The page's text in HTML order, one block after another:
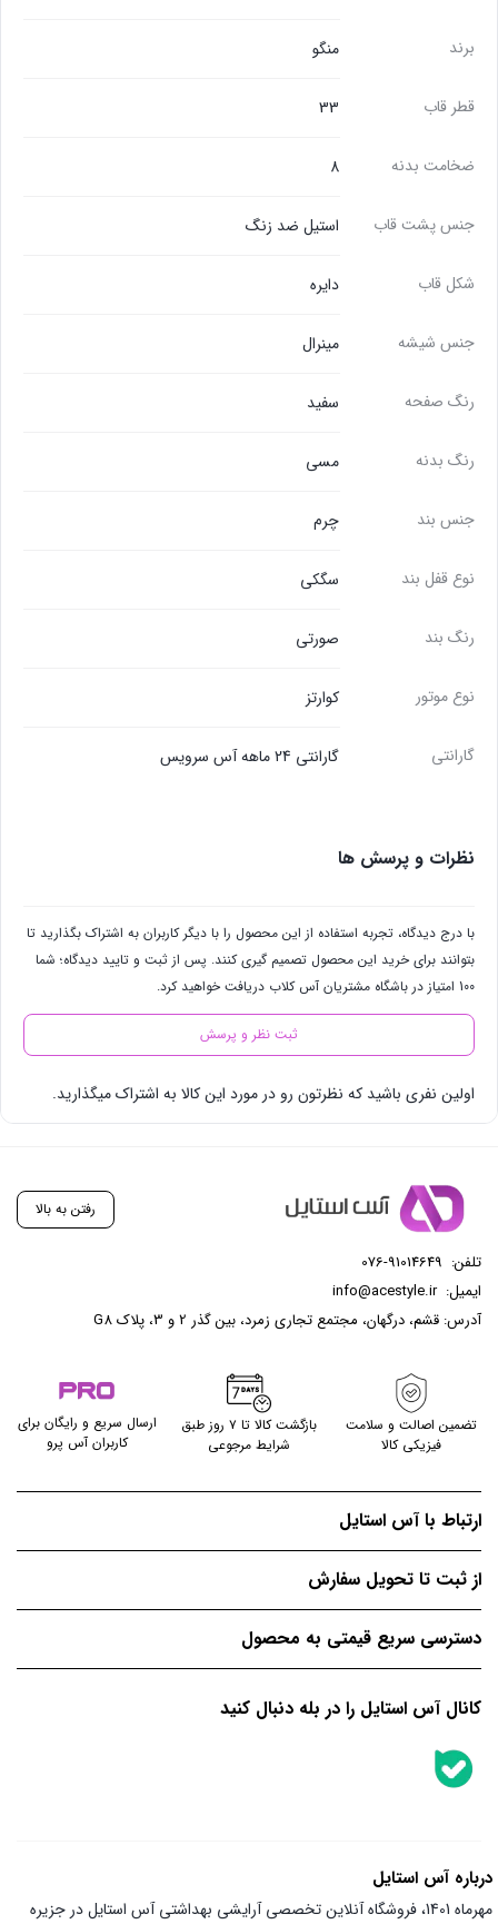
برند منگو
قطر قاب 33
ضخامت بدنه 8
جنس پشت قاب استیل ضد زنگ
شکل قاب دایره
جنس شیشه مینرال
رنگ صفحه سفید
رنگ بدنه مسی
جنس بند چرم
نوع قفل بند سگکی
رنگ بند صورتی
نوع موتور کوارتز
گارانتی گارانتی 24 ماهه آس سرویس
نظرات و پرسش ها
با درج دیدگاه، تجربه استفاده از این محصول را با دیگر کاربران به اشتراک بگذارید تا
بتوانند برای خرید این محصول تصمیم گیری کنند. پس از ثبت و تایید دیدگاه؛ شما
100 امتیاز در باشگاه مشتریان آس کلاب دریافت خواهید کرد.
ثبت نظر و پرسش
اولین نفری باشید که نظرتون رو در مورد این کالا به اشتراک میگذارید.
رفتن به بالا
تلفن: 076-91014649
ایمیل:info@acestyle.ir
آدرس: قشم، درگهان، مجتمع تجاری زمرد، بین گذر 2 و 3، پلاک G8
تضمین اصالت و سلامت
فیزیکی کالا
بازگشت کالا تا ۷ روز طبق
شرایط مرجوعی
ارسال سریع و رایگان برای
کاربران آس پرو
ارتباط با آس استایل
از ثبت تا تحویل سفارش
دسترسی سریع قیمتی به محصول
کانال آس استایل را در بله دنبال کنید
درباره آس استایل
مهرماه 1401، فروشگاه آنلاین تخصصی آرایشی بهداشتی آس استایل در جزیره